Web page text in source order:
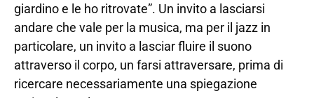
giardino e le ho ritrovate”. Un invito a lasciarsi
andare che vale per la musica, ma per il jazz in
particolare, un invito a lasciar fluire il suono
attraverso il corpo, un farsi attraversare, prima di
ricercare necessariamente una spiegazione